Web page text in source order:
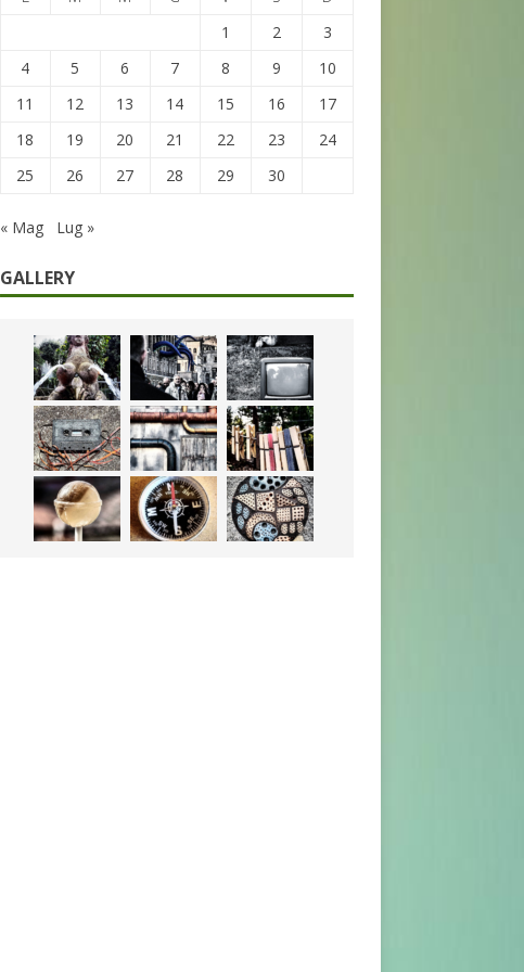
1
2
3
4
5 6 7 8 9
10
11
12 13 14 15 16
17
18
19 20 21 22 23
24
25
26 27 28 29 30
« Mag Lug »
GALLERY